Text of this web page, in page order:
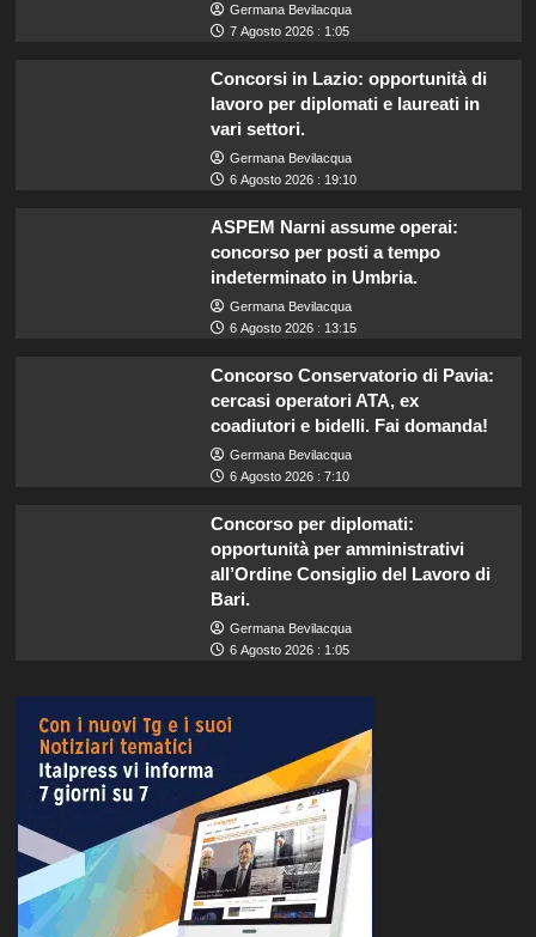
Germana Bevilacqua
7 Agosto 2026 : 1:05
Concorsi in Lazio: opportunità di
lavoro per diplomati e laureati in
vari settori.
Germana Bevilacqua
6 Agosto 2026 : 19:10
ASPEM Narni assume operai:
concorso per posti a tempo
indeterminato in Umbria.
Germana Bevilacqua
6 Agosto 2026 : 13:15
Concorso Conservatorio di Pavia:
cercasi operatori ATA, ex
coadiutori e bidelli. Fai domanda!
Germana Bevilacqua
6 Agosto 2026 : 7:10
Concorso per diplomati:
opportunità per amministrativi
all’Ordine Consiglio del Lavoro di
Bari.
Germana Bevilacqua
6 Agosto 2026 : 1:05